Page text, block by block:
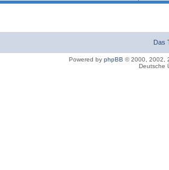
Das
Powered by phpBB © 2000, 2002,
Deutsche